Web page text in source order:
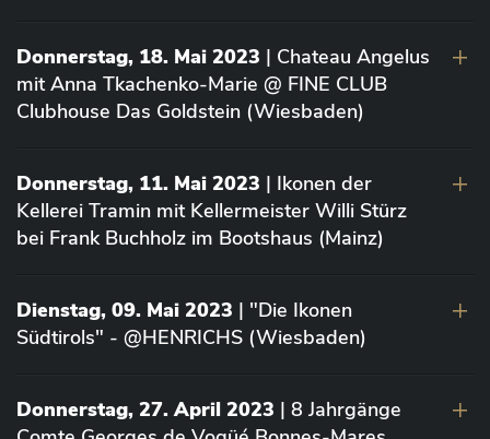
Donnerstag, 18. Mai 2023 | Chateau Angelus
mit Anna Tkachenko-Marie @ FINE CLUB
Clubhouse Das Goldstein (Wiesbaden)
Donnerstag, 11. Mai 2023 | Ikonen der
Kellerei Tramin mit Kellermeister Willi Stürz
bei Frank Buchholz im Bootshaus (Mainz)
Dienstag, 09. Mai 2023 | "Die Ikonen
Südtirols" - @HENRICHS (Wiesbaden)
Donnerstag, 27. April 2023 | 8 Jahrgänge